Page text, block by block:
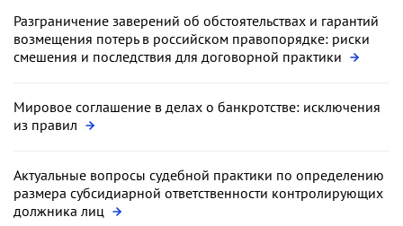
Разграничение заверений об обстоятельствах и гарантий
возмещения потерь в российском правопорядке: риски
смешения и последствия для договорной практики
Мировое соглашение в делах о банкротстве: исключения
из правил
Актуальные вопросы судебной практики по определению
размера субсидиарной ответственности контролирующих
должника лиц